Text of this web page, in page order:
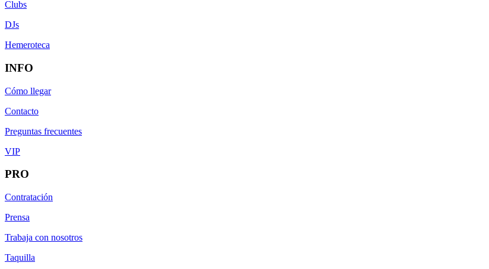
Clubs
DJs
Hemeroteca
INFO
Cómo llegar
Contacto
Preguntas frecuentes
VIP
PRO
Contratación
Prensa
Trabaja con nosotros
Taquilla